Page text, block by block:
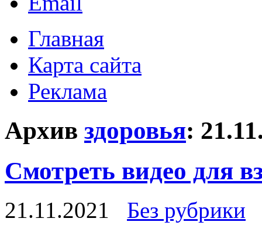
Главная
Карта сайта
Реклама
Архив здоровья:
Смотреть видео для
21.11.2021
Без рубрики